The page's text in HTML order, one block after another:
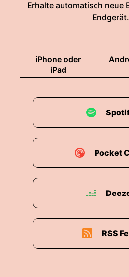
Erhalte automatisch neue
Endgerät.
iPhone oder
iPad
Pocket
RSS